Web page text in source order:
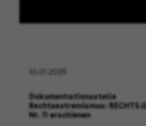
10.01.2025
Dokumentationsstelle
Rechtsextremismus:
Nr. 11 erschienen